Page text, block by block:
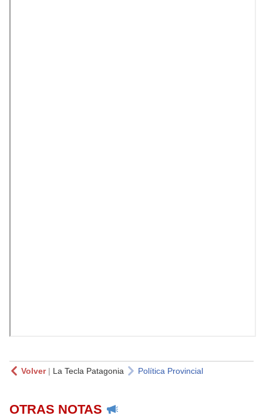
Volver| La Tecla Patagonia Política Provincial
OTRAS NOTAS